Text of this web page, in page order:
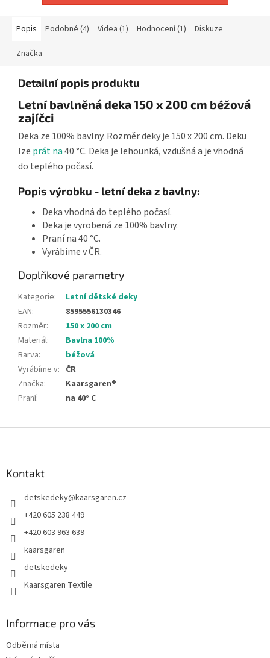
Popis Podobné (4) Videa (1) Hodnocení (1) Diskuze
Značka
Detailní popis produktu
Letní bavlněná deka 150 x 200 cm béžová
zajíčci
Deka ze 100% bavlny. Rozměr deky je 150 x 200 cm. Deku
lze prát na40 °C. Deka je lehounká, vzdušná a je vhodná
do teplého počasí.
Popis výrobku - letní deka z bavlny:
Deka vhodná do teplého počasí.
Deka je vyrobená ze 100% bavlny.
Praní na 40 °C.
Vyrábíme v ČR.
Doplňkové parametry
Kategorie:
Letní dětské deky
EAN:
8595556130346
Rozměr:
150 x 200 cm
Materiál:
Bavlna 100%
Barva:
béžová
Vyrábíme v: ČR
Značka:
Kaarsgaren®
Praní: na 40° C
Kontakt
detskedeky@kaarsgaren.cz
+420 605 238 449
+420 603 963 639
kaarsgaren
detskedeky
Kaarsgaren Textile
Informace pro vás
Odběrná místa